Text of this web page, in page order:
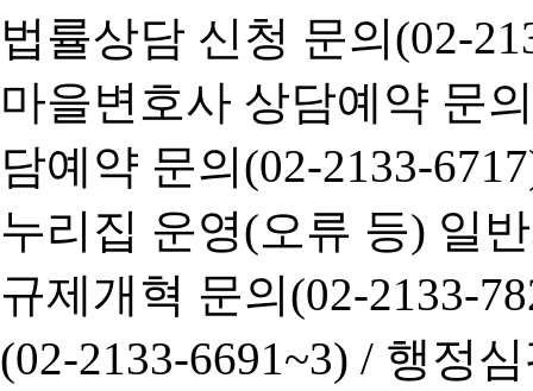
법률상담 신청 문의(02-
마을변호사 상담예약 문
담예약 문의(02-2133-
누리집 운영(오류 등) 일
규제개혁 문의(02-2133-
(02-2133-6691~3) / 행정심